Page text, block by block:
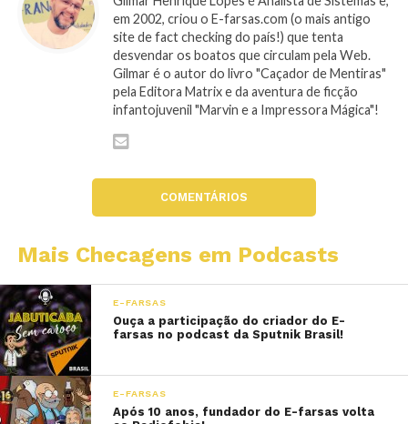
em 2002, criou o E-farsas.com (o mais antigo
site de fact checking do país!) que tenta
desvendar os boatos que circulam pela Web.
Gilmar é o autor do livro "Caçador de Mentiras"
pela Editora Matrix e da aventura de ficção
infantojuvenil "Marvin e a Impressora Mágica"!
COMENTÁRIOS
Mais Checagens em Podcasts
E-FARSAS
Ouça a participação do criador do E-
farsas no podcast da Sputnik Brasil!
E-FARSAS
Após 10 anos, fundador do E-farsas volta